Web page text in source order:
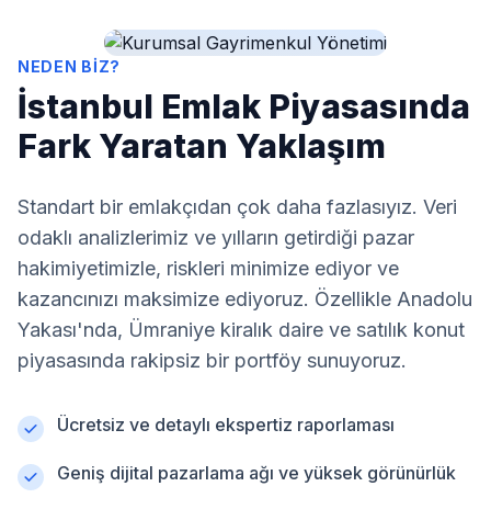
NEDEN BIZ?
İstanbul Emlak Piyasasında
Fark Yaratan Yaklaşım
Standart bir emlakçıdan çok daha fazlasıyız. Veri
odaklı analizlerimiz ve yılların getirdiği pazar
hakimiyetimizle, riskleri minimize ediyor ve
kazancınızı maksimize ediyoruz. Özellikle Anadolu
Yakası'nda, Ümraniye kiralık daire ve satılık konut
piyasasında rakipsiz bir portföy sunuyoruz.
Ücretsiz ve detaylı ekspertiz raporlaması
Geniş dijital pazarlama ağı ve yüksek görünürlük